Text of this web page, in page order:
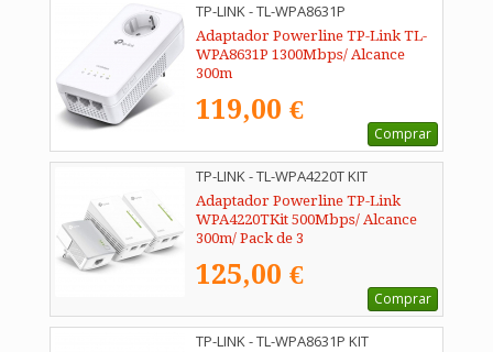
TP-LINK - TL-WPA8631P
Adaptador Powerline TP-Link TL-
WPA8631P 1300Mbps/ Alcance
300m
119,00 €
Comprar
TP-LINK - TL-WPA4220T KIT
Adaptador Powerline TP-Link
WPA4220TKit 500Mbps/ Alcance
300m/ Pack de 3
125,00 €
Comprar
TP-LINK - TL-WPA8631P KIT